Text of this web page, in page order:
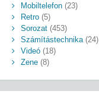
Mobiltelefon(23)
Retro(5)
Sorozat(453)
Számítástechnika(24)
Videó(18)
Zene(8)